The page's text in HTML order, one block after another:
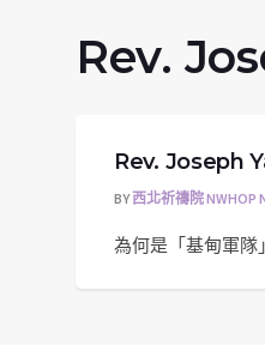
Rev.
Rev. Joseph
BY西北祈禱院 NWHOP
為何是「基甸軍隊